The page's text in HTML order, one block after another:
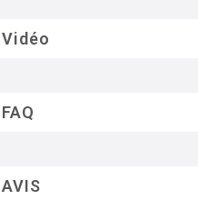
Vidéo
FAQ
AVIS